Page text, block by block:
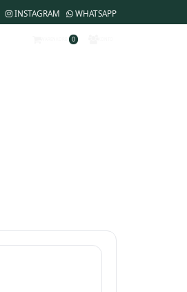
INSTAGRAM WHATSAPP
0